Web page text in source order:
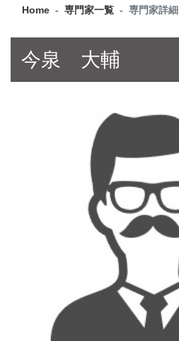
Q&A
Home 専門家一覧 専門家詳細
今泉 大輔